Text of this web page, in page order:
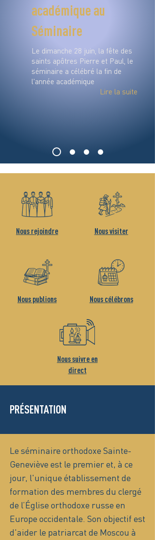
académique au
Séminaire
Le dimanche 28 juin, la fête des
saints apôtres Pierre et Paul, le
séminaire a célébré la fin de
l'année académique
Lire la suite
Nous rejoindre
Nous publions
Nous visiter
Nous célébrons
Nous suivre en
direct
PRÉSENTATION
Le séminaire orthodoxe Sainte-
Geneviève est le premier et, à ce
jour, l'unique établissement de
formation des membres du clergé
de l’Église orthodoxe russe en
Europe occidentale. Son objectif est
d'aider le patriarcat de Moscou à